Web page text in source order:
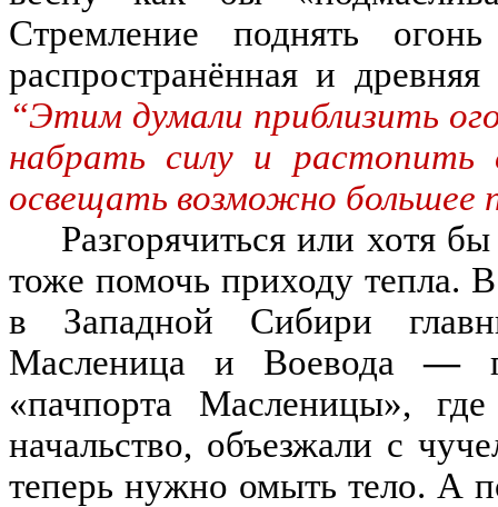
Стремление поднять
распространённая и древняя
“Этим думали приблизить
набрать силу и
освещать возможно большее
Разгорячиться или хотя
тоже помочь приходу тепла.
в Западной Сибири
Масленица и Воевода
—
«пачпорта Масленицы»,
начальство, объезжали с
теперь нужно омыть тело. А